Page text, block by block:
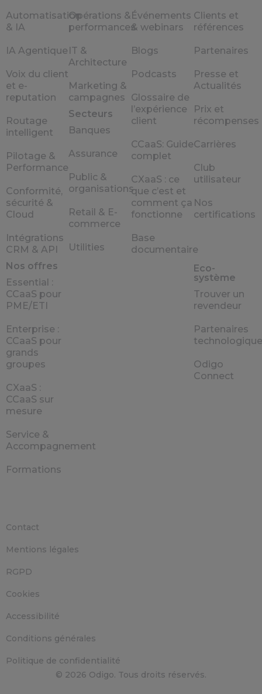
Automatisation
& IA
IA Agentique
Voix du client
et e-
reputation
Routage
intelligent
Pilotage &
Performance
Conformité,
sécurité &
Cloud
Intégrations
CRM & API
Nos offres
Essential :
CCaaS pour
PME/ETI
Enterprise :
CCaaS pour
grands
groupes
CXaaS :
CCaaS sur
mesure
Service &
Accompagnement
Formations
Opérations &
performances
IT &
Architecture
Marketing &
campagnes
Secteurs
Banques
Assurance
Public &
organisations
Retail & E-
commerce
Utilities
Événements
& webinars
Blogs
Podcasts
Glossaire de
l’expérience
client
CCaaS: Guide
complet
CXaaS : ce
que c’est et
comment ça
fonctionne
Base
documentaire
Clients et
références
Partenaires
Presse et
Actualités
Prix et
récompenses
Carrières
Club
utilisateur
Nos
certifications
Eco-
système
Trouver un
revendeur
Partenaires
Odigo
Connect
© 2026 Odigo. Tous droits réservés.
Contact
Mentions légales
RGPD
Cookies
Accessibilité
Conditions générales
Politique de confidentialité